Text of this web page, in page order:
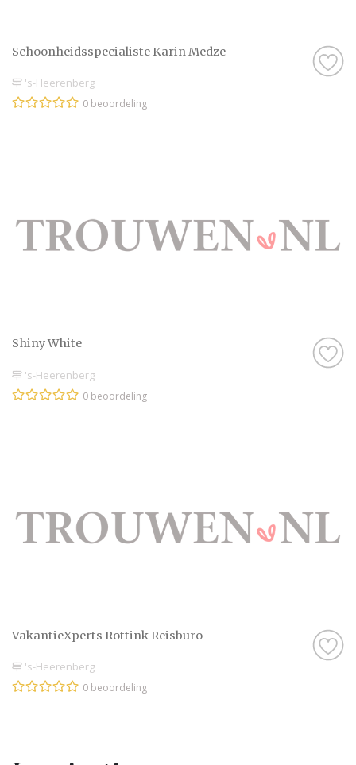
Schoonheidsspecialiste Karin Medze
's-Heerenberg
0 beoordeling
Shiny White
's-Heerenberg
0 beoordeling
VakantieXperts Rottink Reisburo
's-Heerenberg
0 beoordeling